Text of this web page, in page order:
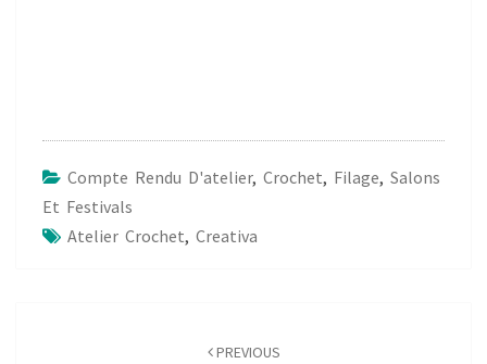
Compte Rendu D'atelier, Crochet, Filage, Salons
Et Festivals
Atelier Crochet, Creativa
PREVIOUS